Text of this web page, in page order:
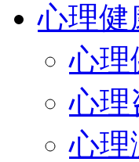
心理健
心理
心理
心理